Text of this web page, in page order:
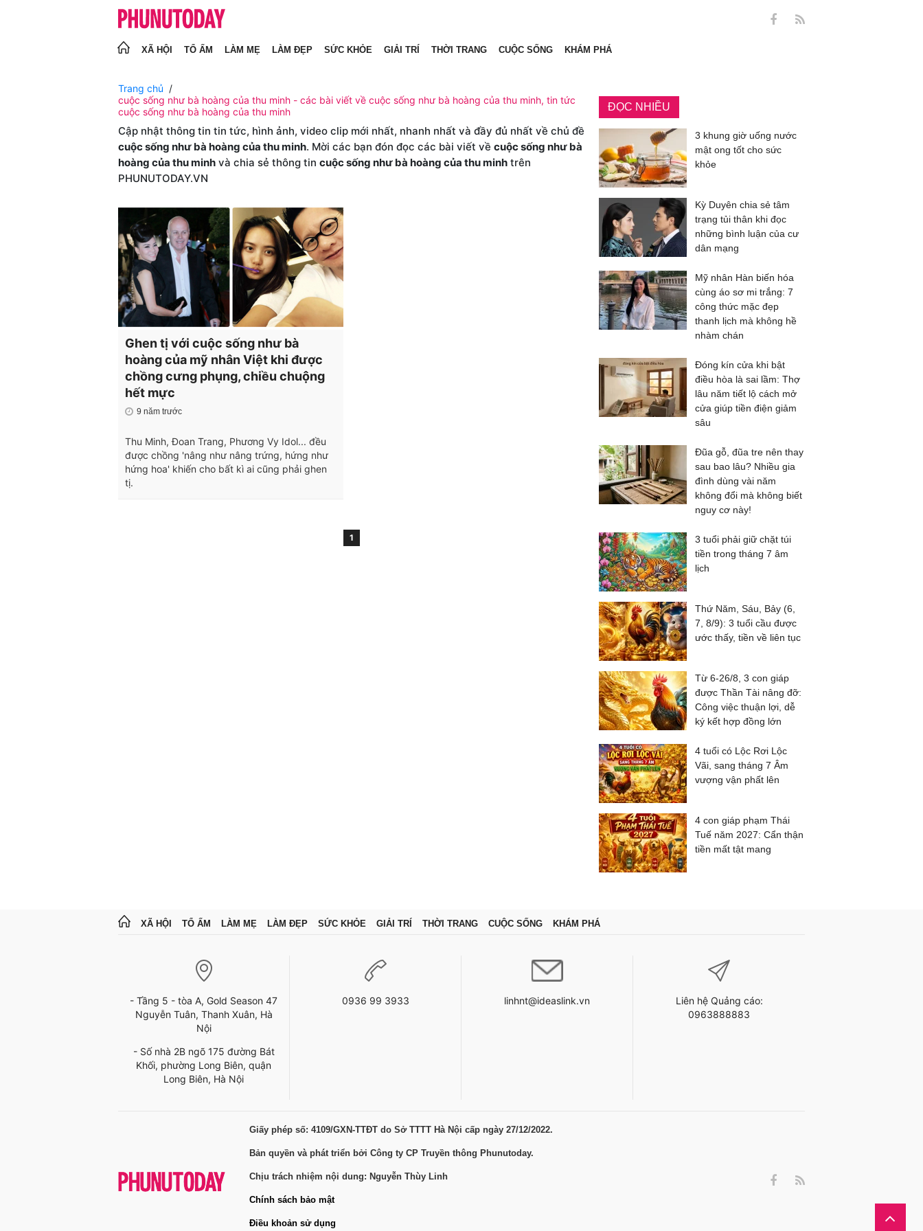
XÃ HỘI TỔ ẤM LÀM MẸ LÀM ĐẸP SỨC KHỎE GIẢI TRÍ THỜI TRANG CUỘC SỐNG KHÁM PHÁ
Trang chủ
cuộc sống như bà hoàng của thu minh - các bài viết về cuộc sống như bà hoàng của thu minh, tin tức
cuộc sống như bà hoàng của thu minh
Cập nhật thông tin tin tức, hình ảnh, video clip mới nhất, nhanh nhất và đầy đủ nhất về chủ đề
cuộc sống như bà hoàng của thu minh. Mời các bạn đón đọc các bài viết về cuộc sống như bà
hoàng của thu minh và chia sẻ thông tin cuộc sống như bà hoàng của thu minh trên
PHUNUTODAY.VN
Ghen tị với cuộc sống như bà
hoàng của mỹ nhân Việt khi được
chồng cưng phụng, chiều chuộng
hết mực
9 năm trước
Thu Minh, Đoan Trang, Phương Vy Idol... đều
được chồng 'nâng như nâng trứng, hứng như
hứng hoa' khiến cho bất kì ai cũng phải ghen
tị.
1
ĐỌC NHIỀU
3 khung giờ uống nước
mật ong tốt cho sức
khỏe
Kỳ Duyên chia sẻ tâm
trạng tủi thân khi đọc
những bình luận của cư
dân mạng
Mỹ nhân Hàn biến hóa
cùng áo sơ mi trắng: 7
công thức mặc đẹp
thanh lịch mà không hề
nhàm chán
Đóng kín cửa khi bật
điều hòa là sai lầm: Thợ
lâu năm tiết lộ cách mở
cửa giúp tiền điện giảm
sâu
Đũa gỗ, đũa tre nên thay
sau bao lâu? Nhiều gia
đình dùng vài năm
không đổi mà không biết
nguy cơ này!
3 tuổi phải giữ chặt túi
tiền trong tháng 7 âm
lịch
Thứ Năm, Sáu, Bảy (6,
7, 8/9): 3 tuổi cầu được
ước thấy, tiền về liên tục
Từ 6-26/8, 3 con giáp
được Thần Tài nâng đỡ:
Công việc thuận lợi, dễ
ký kết hợp đồng lớn
4 tuổi có Lộc Rơi Lộc
Vãi, sang tháng 7 Âm
vượng vận phất lên
4 con giáp phạm Thái
Tuế năm 2027: Cẩn thận
tiền mất tật mang
XÃ HỘI TỔ ẤM LÀM MẸ LÀM ĐẸP SỨC KHỎE GIẢI TRÍ THỜI TRANG CUỘC SỐNG KHÁM PHÁ
- Tầng 5 - tòa A, Gold Season 47
Nguyễn Tuân, Thanh Xuân, Hà
Nội
- Số nhà 2B ngõ 175 đường Bát
Khối, phường Long Biên, quận
Long Biên, Hà Nội
0936 99 3933 linhnt@ideaslink.vn
Liên hệ Quảng cáo:
0963888883
Giấy phép số: 4109/GXN-TTĐT do Sở TTTT Hà Nội cấp ngày 27/12/2022.
Bản quyền và phát triển bởi Công ty CP Truyền thông Phunutoday.
Chịu trách nhiệm nội dung: Nguyễn Thùy Linh
Chính sách bảo mật
Điều khoản sử dụng